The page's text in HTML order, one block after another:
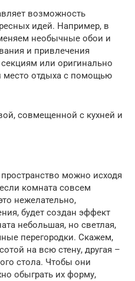
возможность
идей. Например, в
необычные обои и
и привлечения
или оригинально
место отдыха с помощью
совмещенной с кухней и
можно исходя
комната совсем
нежелательно,
будет создан эффект
небольшая, но светлая,
перегородки. Скажем,
на всю стену, другая –
стола. Чтобы они
обыграть их форму,